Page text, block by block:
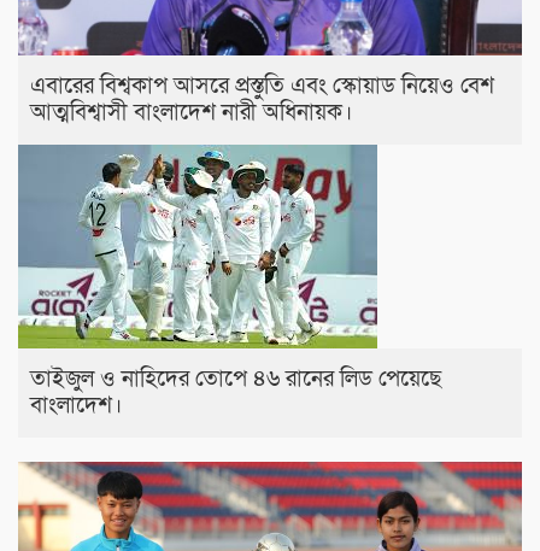
এবারের বিশ্বকাপ আসরে প্রস্তুতি এবং স্কোয়াড নিয়েও বেশ
আত্মবিশ্বাসী বাংলাদেশ নারী অধিনায়ক।
তাইজুল ও নাহিদের তোপে ৪৬ রানের লিড পেয়েছে
বাংলাদেশ।